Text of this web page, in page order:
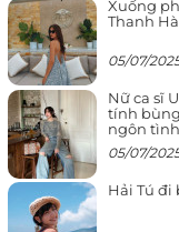
Xuống
Thanh
05/07/
Nữ ca sĩ
tính
ngôn tình
05/07/
Hải Tú đi